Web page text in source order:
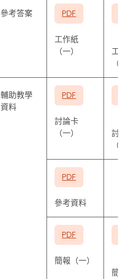
參考答案 PDF
工作紙
（一）
工
（
輔助教學
資料
PDF
討論卡
（一）
討
（
PDF
參考資料
PDF
簡報（一）
簡報